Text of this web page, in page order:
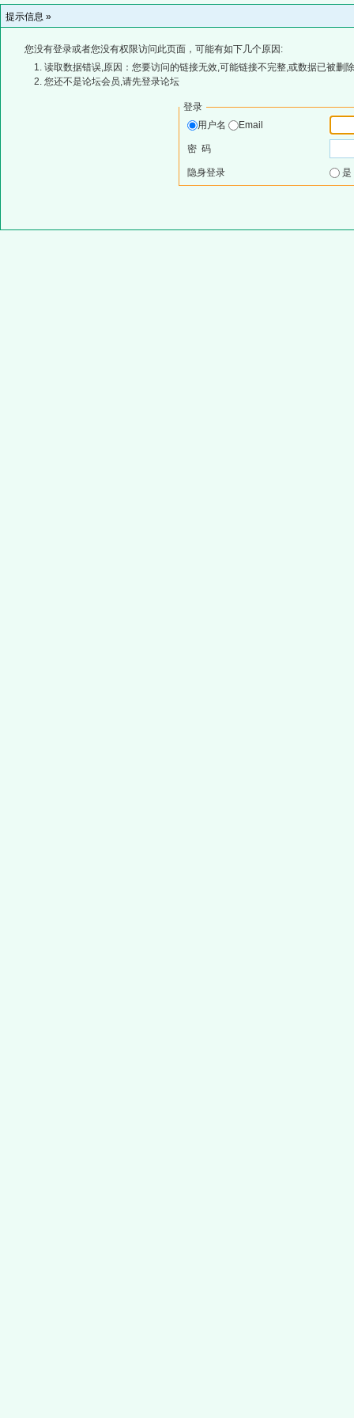
提示信息 »
您没有登录或者您没有权限访问此页面，可能有如下几个原因:
读取数据错误,原因：您要访问的链接无效,可能链接不完整,或数据已被删
您还不是论坛会员,请先登录论坛
登录
用户名
Email
密 码
隐身登录